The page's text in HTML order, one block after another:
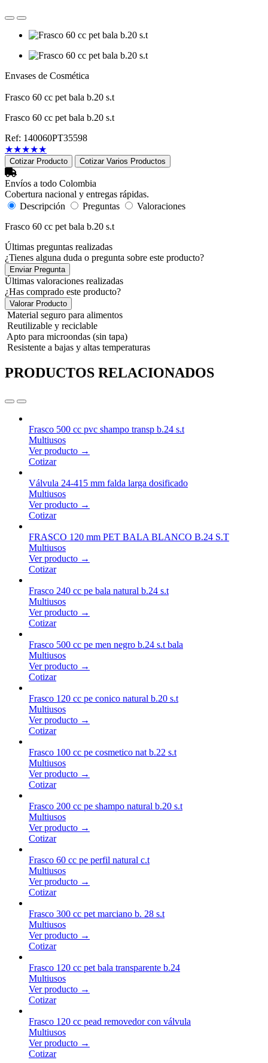
Envases de Cosmética
Frasco 60 cc pet bala b.20 s.t
Frasco 60 cc pet bala b.20 s.t
Ref: 140060PT35598
★★★★★
Cotizar Producto Cotizar Varios Productos
Envíos a todo Colombia
Cobertura nacional y entregas rápidas.
Descripción
Preguntas
Valoraciones
Frasco 60 cc pet bala b.20 s.t
Últimas preguntas realizadas
¿Tienes alguna duda o pregunta sobre este producto?
Enviar Pregunta
Últimas valoraciones realizadas
¿Has comprado este producto?
Valorar Producto
Material seguro para alimentos
Reutilizable y reciclable
Apto para microondas (sin tapa)
Resistente a bajas y altas temperaturas
PRODUCTOS RELACIONADOS
Frasco 500 cc pvc shampo transp b.24 s.t
Multiusos
Ver producto →
Cotizar
Válvula 24-415 mm falda larga dosificado
Multiusos
Ver producto →
Cotizar
FRASCO 120 mm PET BALA BLANCO B.24 S.T
Multiusos
Ver producto →
Cotizar
Frasco 240 cc pe bala natural b.24 s.t
Multiusos
Ver producto →
Cotizar
Frasco 500 cc pe men negro b.24 s.t bala
Multiusos
Ver producto →
Cotizar
Frasco 120 cc pe conico natural b.20 s.t
Multiusos
Ver producto →
Cotizar
Frasco 100 cc pe cosmetico nat b.22 s.t
Multiusos
Ver producto →
Cotizar
Frasco 200 cc pe shampo natural b.20 s.t
Multiusos
Ver producto →
Cotizar
Frasco 60 cc pe perfil natural c.t
Multiusos
Ver producto →
Cotizar
Frasco 300 cc pet marciano b. 28 s.t
Multiusos
Ver producto →
Cotizar
Frasco 120 cc pet bala transparente b.24
Multiusos
Ver producto →
Cotizar
Frasco 120 cc pead removedor con válvula
Multiusos
Ver producto →
Cotizar